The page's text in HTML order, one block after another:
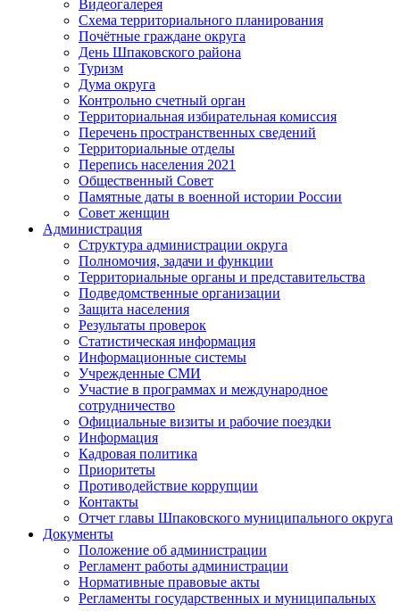
Видеогалерея
Схема территориального планирования
Почётные граждане округа
День Шпаковского района
Туризм
Дума округа
Контрольно счетный орган
Территориальная избирательная комиссия
Перечень пространственных сведений
Территориальные отделы
Перепись населения 2021
Общественный Совет
Памятные даты в военной истории России
Совет женщин
Администрация
Структура администрации округа
Полномочия, задачи и функции
Территориальные органы и представительства
Подведомственные организации
Защита населения
Результаты проверок
Статистическая информация
Информационные системы
Учрежденные СМИ
Участие в программах и международное
сотрудничество
Официальные визиты и рабочие поездки
Информация
Кадровая политика
Приоритеты
Противодействие коррупции
Контакты
Отчет главы Шпаковского муниципального округа
Документы
Положение об администрации
Регламент работы администрации
Нормативные правовые акты
Регламенты государственных и муниципальных